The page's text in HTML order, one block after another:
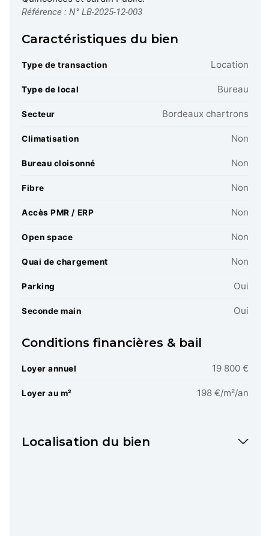
Référence : N° LB-2025-12-003
Caractéristiques du bien
Type de transaction Location
Type de local Bureau
Secteur Bordeaux chartrons
Climatisation Non
Bureau cloisonné Non
Fibre Non
Accès PMR / ERP Non
Open space Non
Quai de chargement Non
Parking Oui
Seconde main Oui
Conditions financières & bail
Loyer annuel 19 800 €
Loyer au m² 198 €/m²/an
Localisation du bien